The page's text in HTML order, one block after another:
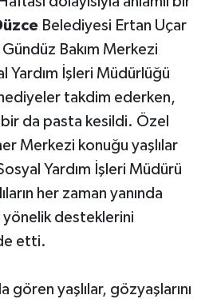
Belediyesi Ertan Uçar
Bakım Merkezi
Yardım İşleri Müdürlüğü
hediyeler takdim ederken,
da pasta kesildi. Özel
Merkezi konuğu yaşlılar
Yardım İşleri Müdürü
her zaman yanında
yönelik desteklerini
etti.
gören yaşlılar, gözyaşlarını